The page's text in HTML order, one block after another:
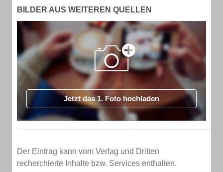
BILDER AUS WEITEREN QUELLEN
Jetzt das 1. Foto hochladen
Der Eintrag kann vom Verlag und Dritten
recherchierte Inhalte bzw. Services enthalten.